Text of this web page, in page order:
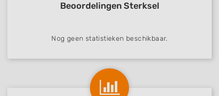
Beoordelingen Sterksel
Nog geen statistieken beschikbaar.